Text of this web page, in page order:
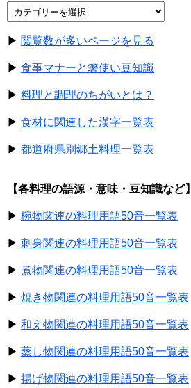
▶ 閲覧数が多いページを見る
▶ 食事マナーと箸使い豆知識
▶ 料理と調理のちがいとは？
▶ 食材に関連した漢字一覧表
▶ 都道府県別郷土料理一覧表
【各料理の語源・意味・豆知識など】
▶ 椀物関連の料理用語50音一覧表
▶ 刺身関連の料理用語50音一覧表
▶ 煮物関連の料理用語50音一覧表
▶ 焼き物関連の料理用語50音一覧表
▶ 和え物関連の料理用語50音一覧表
▶ 蒸し物関連の料理用語50音一覧表
▶ 揚げ物関連の料理用語50音一覧表